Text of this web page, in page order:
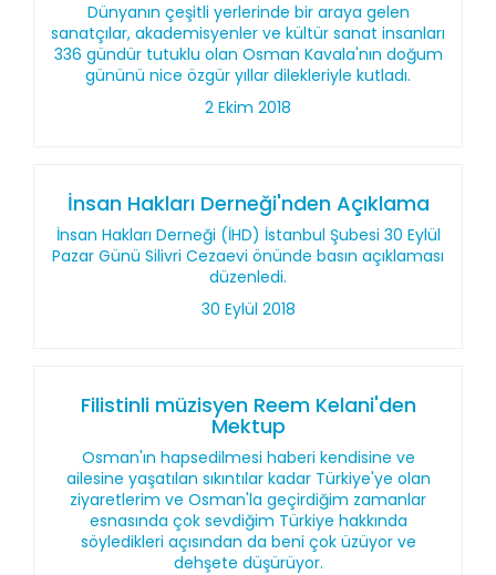
Dünyanın çeşitli yerlerinde bir araya gelen
sanatçılar, akademisyenler ve kültür sanat insanları
336 gündür tutuklu olan Osman Kavala'nın doğum
gününü nice özgür yıllar dilekleriyle kutladı.
2 Ekim 2018
İnsan Hakları Derneği'nden Açıklama
İnsan Hakları Derneği (İHD) İstanbul Şubesi 30 Eylül
Pazar Günü Silivri Cezaevi önünde basın açıklaması
düzenledi.
30 Eylül 2018
Filistinli müzisyen Reem Kelani'den
Mektup
Osman'ın hapsedilmesi haberi kendisine ve
ailesine yaşatılan sıkıntılar kadar Türkiye'ye olan
ziyaretlerim ve Osman'la geçirdiğim zamanlar
esnasında çok sevdiğim Türkiye hakkında
söyledikleri açısından da beni çok üzüyor ve
dehşete düşürüyor.